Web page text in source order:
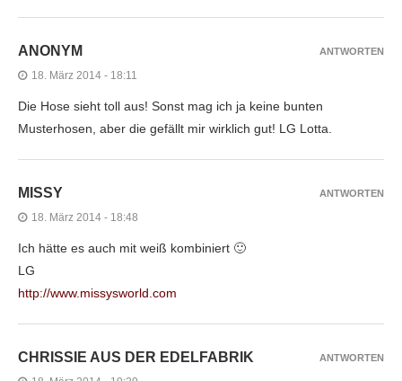
ANONYM
18. März 2014 - 18:11
Die Hose sieht toll aus! Sonst mag ich ja keine bunten
Musterhosen, aber die gefällt mir wirklich gut! LG Lotta.
ANTWORTEN
MISSY
18. März 2014 - 18:48
Ich hätte es auch mit weiß kombiniert 🙂
LG
http://www.missysworld.com
ANTWORTEN
CHRISSIE AUS DER EDELFABRIK ANTWORTEN